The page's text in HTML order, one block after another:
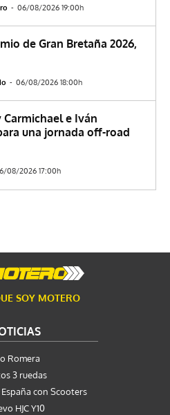
- 06/08/2026 19:00h
de Gran Bretaña 2026,
- 06/08/2026 18:00h
e Iván
una jornada off-road
08/2026 17:00h
SOY MOTERO
Romera
3 ruedas
con Scooters
HJC Y10